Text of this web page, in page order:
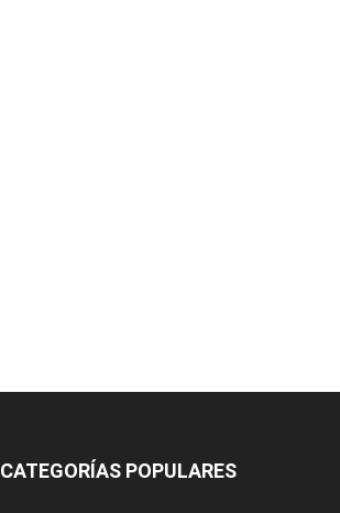
CATEGORÍAS POPULARES